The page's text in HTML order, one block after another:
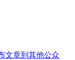
文章到其他公众